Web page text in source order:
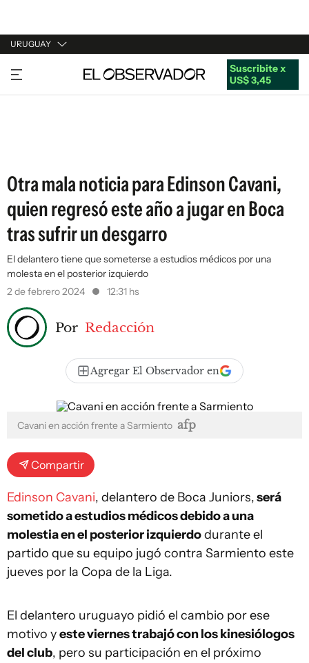
URUGUAY
URUGUAY
ARGENTINA
Suscribite x
US$ 3,45
Otra mala noticia para Edinson Cavani,
quien regresó este año a jugar en Boca
tras sufrir un desgarro
El delantero tiene que someterse a estudios médicos por una
molesta en el posterior izquierdo
2 de febrero 2024
12:31 hs
Por Redacción
Agregar El Observador en
Cavani en acción frente a Sarmiento afp
Compartir
Edinson Cavani, delantero de Boca Juniors,será
sometido a estudios médicos debido a una
molestia en el posterior izquierdodurante el
partido que su equipo jugó contra Sarmiento este
jueves por la Copa de la Liga.
El delantero uruguayo pidió el cambio por ese
motivo yeste viernes trabajó con los kinesiólogos
del club, pero su participación en el próximo